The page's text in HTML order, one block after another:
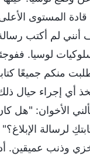
قادة المستوى
أنني لم أكتب
لوسيا.
منكم جميعًا
أي إجراء حيال
الأخوان: "هل
لرسالة
وذنب عميقين.